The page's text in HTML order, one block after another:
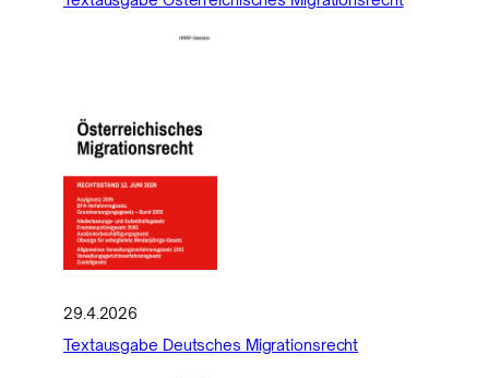
29.4.2026
Textausgabe Deutsches Migrationsrecht